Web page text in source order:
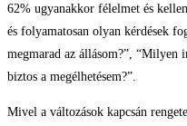
62% ugyanakkor félelmet és
és folyamatosan olyan kérdések
megmarad az állásom?”, “Milyen
biztos a megélhetésem?”.
Mivel a változások kapcsán